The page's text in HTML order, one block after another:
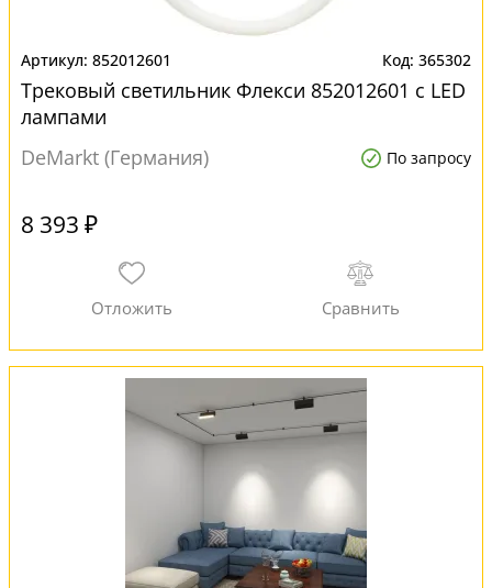
852012601 365302
Трековый светильник Флекси 852012601 с LED
лампами
DeMarkt (Германия)
По запросу
8 393 ₽